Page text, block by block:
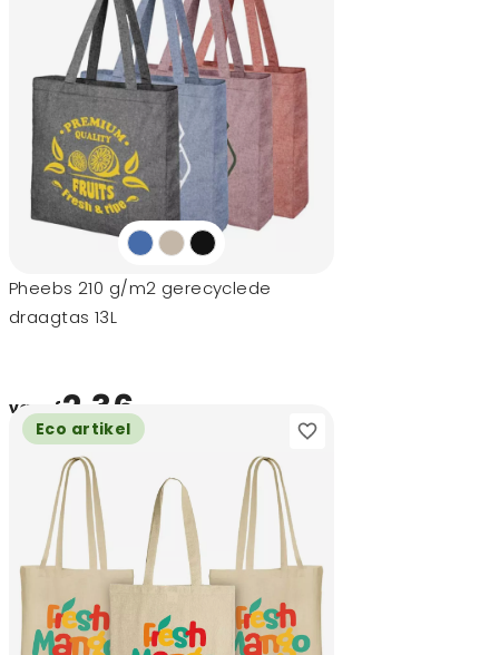
Pheebs 210 g/m2 gerecyclede
draagtas 13L
vanaf2,36
Eco artikel